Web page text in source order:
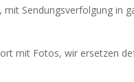
Sendungsverfolgung in
mit Fotos, wir ersetzen